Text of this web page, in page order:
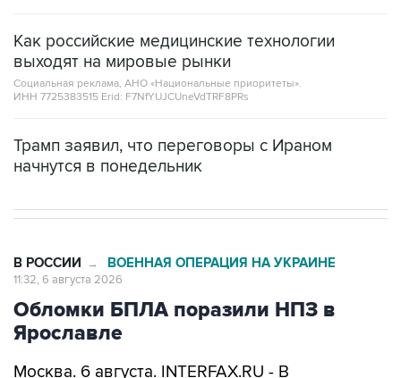
Как российские медицинские технологии
выходят на мировые рынки
Социальная реклама, АНО «Национальные приоритеты».
ИНН 7725383515 Erid: F7NfYUJCUneVdTRF8PRs
Трамп заявил, что переговоры с Ираном
начнутся в понедельник
В РОССИИ → ВОЕННАЯ ОПЕРАЦИЯ НА УКРАИНЕ
11:32, 6 августа 2026
Обломки БПЛА поразили НПЗ в
Ярославле
Москва. 6 августа. INTERFAX.RU - В